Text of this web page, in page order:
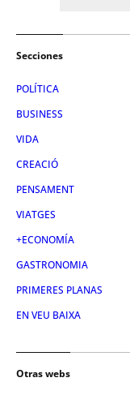
Secciones
POLÍTICA
BUSINESS
VIDA
CREACIÓ
PENSAMENT
VIATGES
+ECONOMÍA
GASTRONOMIA
PRIMERES PLANAS
EN VEU BAIXA
Otras webs